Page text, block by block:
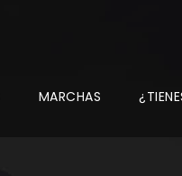
MARCHAS